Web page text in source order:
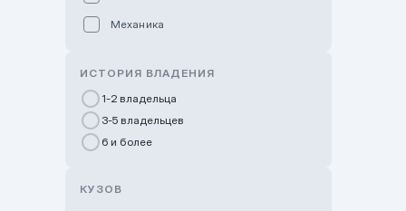
GWM Nurly Zhol
Chery Astana
Механика
ИСТОРИЯ ВЛАДЕНИЯ
1-2 владельца
3-5 владельцев
6 и более
КУЗОВ